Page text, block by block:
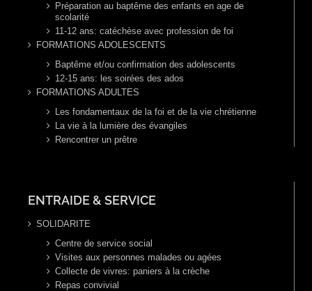
Préparation au baptême des enfants en age de
scolarité
11-12 ans: catéchèse avec profession de foi
FORMATIONS ADOLESCENTS
Baptême et/ou confirmation des adolescents
12-15 ans: les soirées des ados
FORMATIONS ADULTES
Les fondamentaux de la foi et de la vie chrétienne
La vie à la lumière des évangiles
Rencontrer un prêtre
ENTRAIDE & SERVICE
SOLIDARITE
Centre de service social
Visites aux personnes malades ou agées
Collecte de vivres: paniers à la crèche
Repas convivial